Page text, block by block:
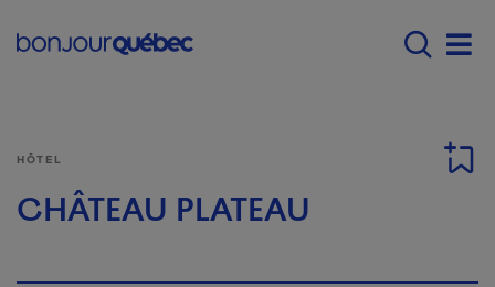
Main navigation -
HÔTEL
CHÂTEAU PLATEAU